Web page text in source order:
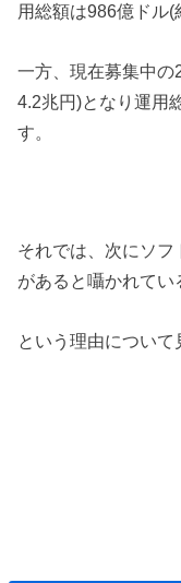
用総額は986億ドル(
一方、現在募集中
4.2兆円)となり運用
す。
それでは、次にソ
があると囁かれてい
という理由について